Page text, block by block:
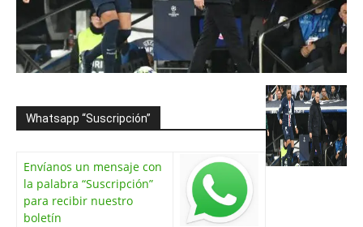
Whatsapp “Suscripción”
Envíanos un mensaje con
la palabra “Suscripción”
para recibir nuestro
boletín